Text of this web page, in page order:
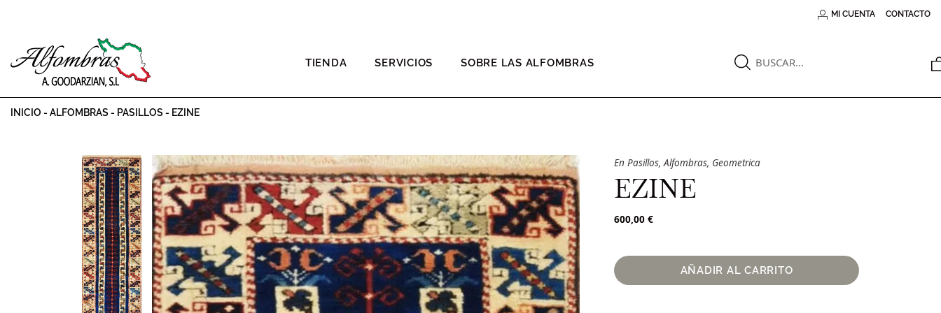
MI CUENTA CONTACTO
TIENDA SERVICIOS SOBRE LAS ALFOMBRAS
INICIO - ALFOMBRAS - PASILLOS - EZINE
En Pasillos,Alfombras, Geometrica
EZINE
600,00 €
AÑADIR AL CARRITO